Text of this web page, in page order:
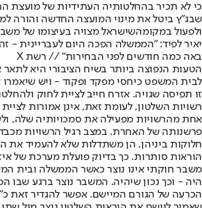
כי לא תכיר בהחלטותיה העתידיות של מועצת
שבג"ץ ביטל את מינוי המועצה החדשה והורה
ולפעול במקומהשישראל מצויה בעיצומו של
יאיר לפיד: "הממשלה הפכה היום לעבריינית
באה כמה חודשים לפני הבחירות" // רשת X
הטעות הנפוצה ביותר בשיח הציבורי היא
לבית המשפט כיחסי מפקד ופקוד - ויש שיאמרו
זו תפיסה שגויה. אזרח חייב לציית לחוק
רשויות השלטון, לעומת זאת, אינן אמורות
אחת מהרשויות מפעילה את סמכויותיה שלה,
פרשנותה של האחרת. במצב רגיל הרשויות
חלוקות ביניהן, הן משתדלות שלא להעמיד את
הוראות סותרות. כך בדיוק פועלת מערכת של
משבר חוקתי אינו נוצר כאשר הממשלה ובית
היה - וכך נכון שיהיה. המשבר נוצר ברגע שבו
הכרעה של הגורם המיישם. אפשר להגדיר זאת